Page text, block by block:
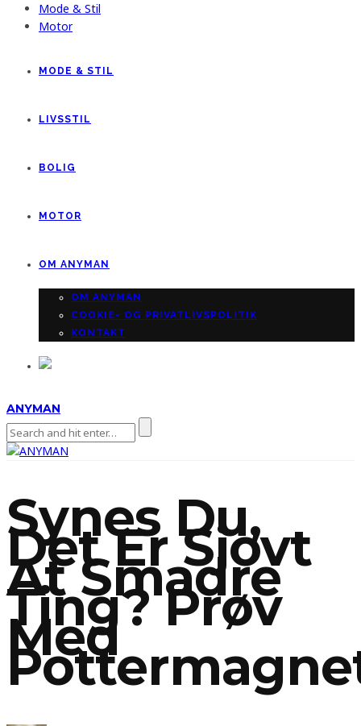
Mode & Stil
Motor
MODE & STIL
LIVSSTIL
BOLIG
MOTOR
OM ANYMAN
OM ANYMAN
COOKIE- OG PRIVATLIVSPOLITIK
KONTAKT
ANYMAN
Synes Du,
Det Er Sjovt
At Smadre
Ting? Prøv
Med